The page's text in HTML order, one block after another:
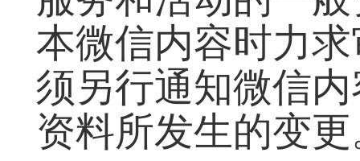
本微信内容时力
须另行通知微信
资料所发生的变